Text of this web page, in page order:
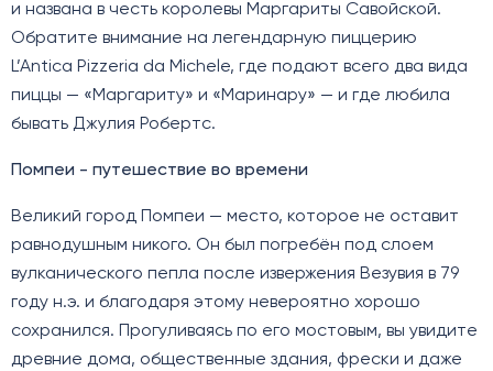
и названа в честь королевы Маргариты Савойской.
Обратите внимание на легендарную пиццерию
L’Antica Pizzeria da Michele, где подают всего два вида
пиццы — «Маргариту» и «Маринару» — и где любила
бывать Джулия Робертс.
Помпеи - путешествие во времени
Великий город Помпеи — место, которое не оставит
равнодушным никого. Он был погребён под слоем
вулканического пепла после извержения Везувия в 79
году н.э. и благодаря этому невероятно хорошо
сохранился. Прогуливаясь по его мостовым, вы увидите
древние дома, общественные здания, фрески и даже